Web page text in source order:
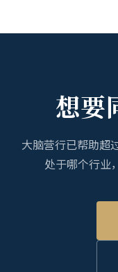
了1800万，翻了7.5
想要
大脑营行已帮助超
处于哪个行业